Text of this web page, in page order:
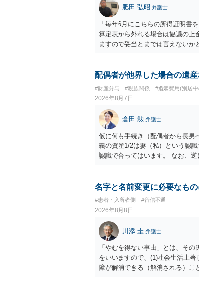
肥田 弘昭 弁護士
「毎年6月にこちらの所得証明書
算定表から外れる場合は協議の上
ますので妥当とまでは言えない
く事になり、上記のような文言が
か？との点はそのとおりかと思い
配偶者が他界した場合の遺
#財産分与 #親族関係 #婚姻費用(別居
2026年8月7日
倉田 勲 弁護士
仮に何も手続き（配偶者から長男
義の資産1/2は妻（私）という認
認識で合ってはいます。 なお、
名字と名前変更に必要なも
#患者・入所者側 #音信不通
2026年8月8日
川添 圭 弁護士
「やむを得ない事由」とは、そ
をいいますので、(1)社会生活上
障が解消できる（解消される）こ